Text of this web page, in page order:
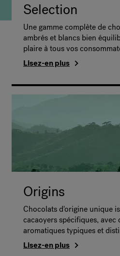
Selection
Une gamme complète de
ambrés et blancs bien
plaire à tous vos
Lisez-en plus
Origins
Chocolats d'origine unique
cacaoyers spécifiques, avec
aromatiques typiques et
Lisez-en plus